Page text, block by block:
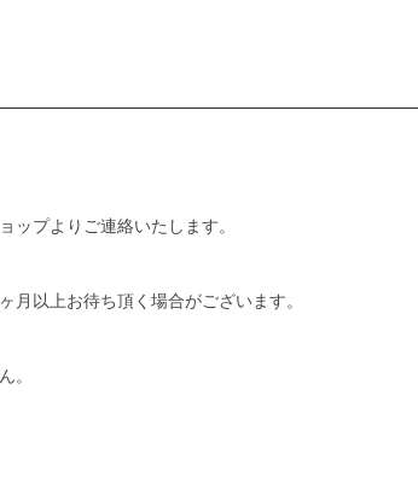
プよりご連絡いたします。
以上お待ち頂く場合がございます。
。